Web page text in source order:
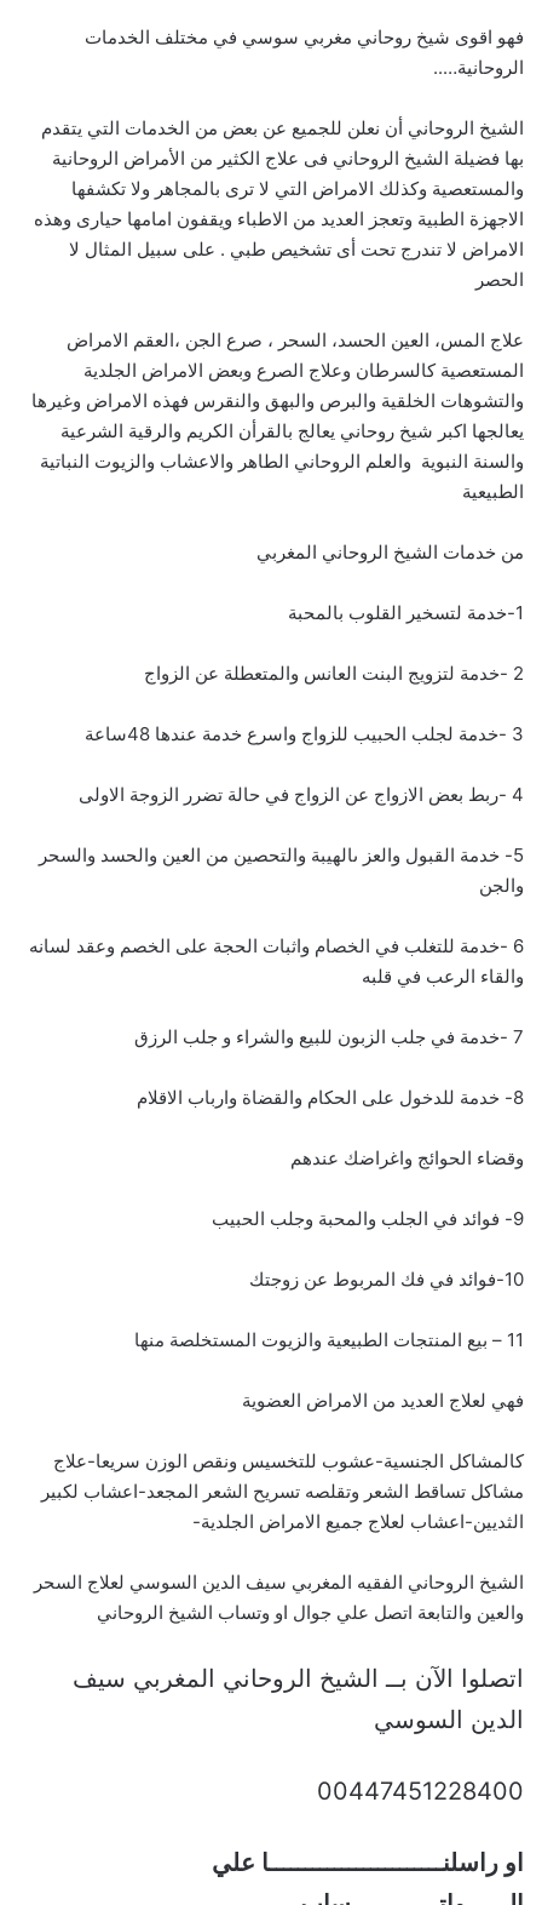
فهو اقوى شيخ روحاني مغربي سوسي في مختلف الخدمات
الروحانية…..
الشيخ الروحاني أن نعلن للجميع عن بعض من الخدمات التي يتقدم
بها فضيلة الشيخ الروحاني فى علاج الكثير من الأمراض الروحانية
والمستعصية وكذلك الامراض التي لا ترى بالمجاهر ولا تكشفها
الاجهزة الطبية وتعجز العديد من الاطباء ويقفون امامها حيارى وهذه
الامراض لا تندرج تحت أى تشخيص طبي . على سبيل المثال لا
الحصر
علاج المس، العين الحسد، السحر ، صرع الجن ،العقم الامراض
المستعصية كالسرطان وعلاج الصرع وبعض الامراض الجلدية
والتشوهات الخلقية والبرص والبهق والنقرس فهذه الامراض وغيرها
يعالجها اكبر شيخ روحاني يعالج بالقرأن الكريم والرقية الشرعية
والسنة النبوية والعلم الروحاني الطاهر والاعشاب والزيوت النباتية
الطبيعية
من خدمات الشيخ الروحاني المغربي
1-خدمة لتسخير القلوب بالمحبة
2 -خدمة لتزويج البنت العانس والمتعطلة عن الزواج
3 -خدمة لجلب الحبيب للزواج واسرع خدمة عندها 48ساعة
4 -ربط بعض الازواج عن الزواج في حالة تضرر الزوجة الاولى
5- خدمة القبول والعز ىالهيبة والتحصين من العين والحسد والسحر
والجن
6 -خدمة للتغلب في الخصام واثبات الحجة على الخصم وعقد لسانه
والقاء الرعب في قلبه
7 -خدمة في جلب الزبون للبيع والشراء و جلب الرزق
8- خدمة للدخول على الحكام والقضاة وارباب الاقلام
وقضاء الحوائج واغراضك عندهم
9- فوائد في الجلب والمحبة وجلب الحبيب
10-فوائد في فك المربوط عن زوجتك
11 – بيع المنتجات الطبيعية والزيوت المستخلصة منها
فهي لعلاج العديد من الامراض العضوية
كالمشاكل الجنسية-عشوب للتخسيس ونقص الوزن سريعا-علاج
مشاكل تساقط الشعر وتقلصه تسريح الشعر المجعد-اعشاب لكبير
الثديين-اعشاب لعلاج جميع الامراض الجلدية-
الشيخ الروحاني الفقيه المغربي سيف الدين السوسي لعلاج السحر
والعين والتابعة اتصل علي جوال او وتساب الشيخ الروحاني
اتصلوا الآن بــ الشيخ الروحاني المغربي سيف
الدين السوسي
00447451228400
او راسلنــــــــــــــــــــــــا علي